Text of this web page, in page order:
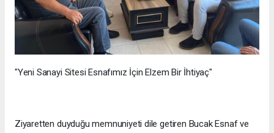
"Yeni Sanayi Sitesi Esnafımız İçin Elzem Bir İhtiyaç"
Ziyaretten duyduğu memnuniyeti dile getiren Bucak Esnaf ve